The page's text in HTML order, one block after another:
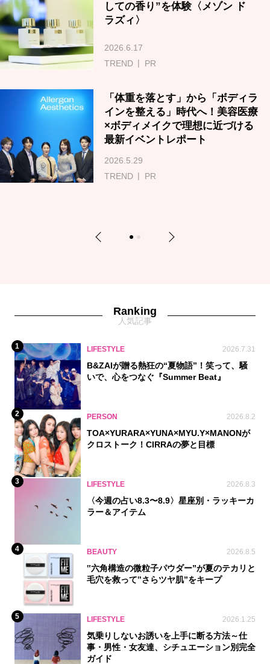
しての香り”を体験〈メゾン ド
ラズィ〉
2026.6.17
TREND
PR
「体重を落とす」から「ボディラ
インを整える」時代へ！美容医療
×ボディメイクで理想に近づける
最新イベントレポート
2026.5.29
TREND
PR
Previous 1 2 Next
Ranking
人気記事
1 LIFESTYLE 2026.7.31
B&ZAIが贈る熱狂の“夏物語”！笑って、騒
いで、心をつなぐ『Summer Beat』
2 PERSON 2026.8.2
TOA×YURARA×YUNA×MYU.Y×MANONが
クロストーク！CIRRAの夢と目標
3 LIFESTYLE 2026.8.3
〈今週の占い8.3〜8.9〉星座別・ラッキーカ
ラー＆アイテム
4 BEAUTY 2026.8.5
‟六角構造の微粒子パウダー”が夏のテカリと
毛穴を救って‟さらツヤ肌”をキープ
5 LIFESTYLE 2026.1.25
気乗りしないお誘いを上手に断る方法～仕
事・男性・女友達、シチュエーション別完全
ガイド